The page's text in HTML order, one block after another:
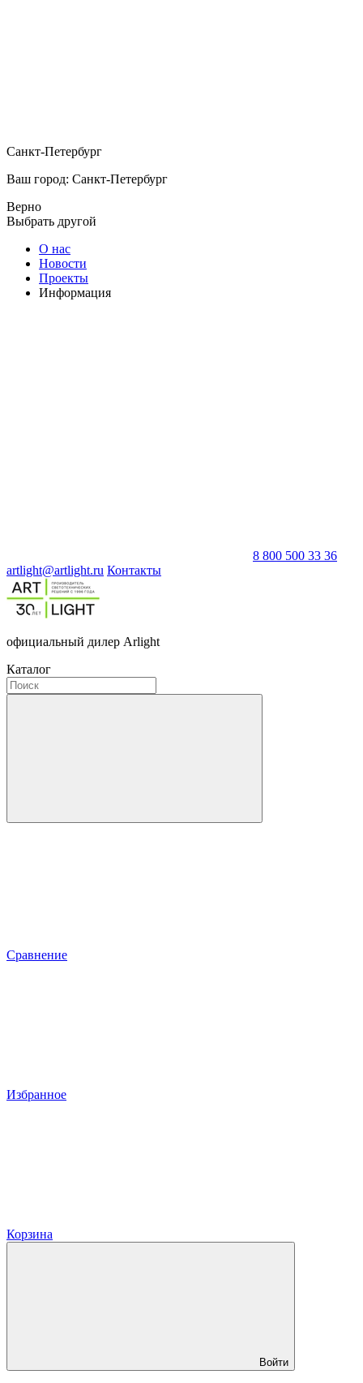
Санкт-Петербург
Ваш город: Санкт-Петербург
Верно
Выбрать другой
О нас
Новости
Проекты
Информация
8 800 500 33 36
artlight@artlight.ru Контакты
официальный дилер Arlight
Каталог
Сравнение
Избранное
Корзина
Войти